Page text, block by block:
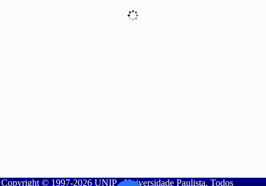
Copyright © 1997-2026 UNIP - Universidade Paulista. Todos